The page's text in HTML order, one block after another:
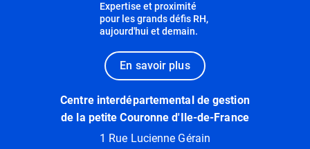
Expertise et proximité
pour les grands défis RH,
aujourd'hui et demain.
En savoir plus
Centre interdépartemental de gestion
de la petite Couronne d'Ile-de-France
1 Rue Lucienne Gérain